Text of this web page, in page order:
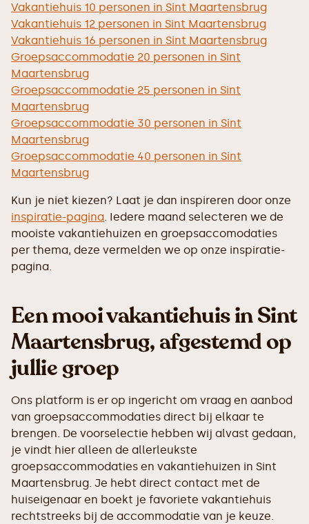
Vakantiehuis 10 personen in Sint Maartensbrug
Vakantiehuis 12 personen in Sint Maartensbrug
Vakantiehuis 16 personen in Sint Maartensbrug
Groepsaccommodatie 20 personen in Sint
Maartensbrug
Groepsaccommodatie 25 personen in Sint
Maartensbrug
Groepsaccommodatie 30 personen in Sint
Maartensbrug
Groepsaccommodatie 40 personen in Sint
Maartensbrug
Kun je niet kiezen? Laat je dan inspireren door onze
inspiratie-pagina. Iedere maand selecteren we de
mooiste vakantiehuizen en groepsaccomodaties
per thema, deze vermelden we op onze inspiratie-
pagina.
Een mooi vakantiehuis in Sint
Maartensbrug, afgestemd op
jullie groep
Ons platform is er op ingericht om vraag en aanbod
van groepsaccommodaties direct bij elkaar te
brengen. De voorselectie hebben wij alvast gedaan,
je vindt hier alleen de allerleukste
groepsaccommodaties en vakantiehuizen in Sint
Maartensbrug. Je hebt direct contact met de
huiseigenaar en boekt je favoriete vakantiehuis
rechtstreeks bij de accommodatie van je keuze.